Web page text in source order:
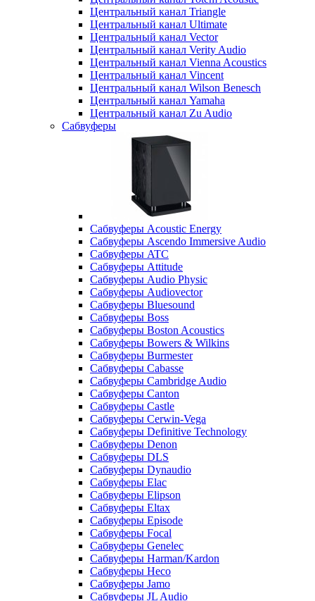
Центральный канал Triangle
Центральный канал Ultimate
Центральный канал Vector
Центральный канал Verity Audio
Центральный канал Vienna Acoustics
Центральный канал Vincent
Центральный канал Wilson Benesch
Центральный канал Yamaha
Центральный канал Zu Audio
Сабвуферы
Сабвуферы Acoustic Energy
Сабвуферы Ascendo Immersive Audio
Сабвуферы ATC
Сабвуферы Attitude
Сабвуферы Audio Physic
Сабвуферы Audiovector
Сабвуферы Bluesound
Сабвуферы Boss
Сабвуферы Boston Acoustics
Сабвуферы Bowers & Wilkins
Сабвуферы Burmester
Сабвуферы Cabasse
Сабвуферы Cambridge Audio
Сабвуферы Canton
Сабвуферы Castle
Сабвуферы Cerwin-Vega
Сабвуферы Definitive Technology
Сабвуферы Denon
Сабвуферы DLS
Сабвуферы Dynaudio
Сабвуферы Elac
Сабвуферы Elipson
Сабвуферы Eltax
Сабвуферы Episode
Сабвуферы Focal
Сабвуферы Genelec
Сабвуферы Harman/Kardon
Сабвуферы Heco
Сабвуферы Jamo
Сабвуферы JL Audio